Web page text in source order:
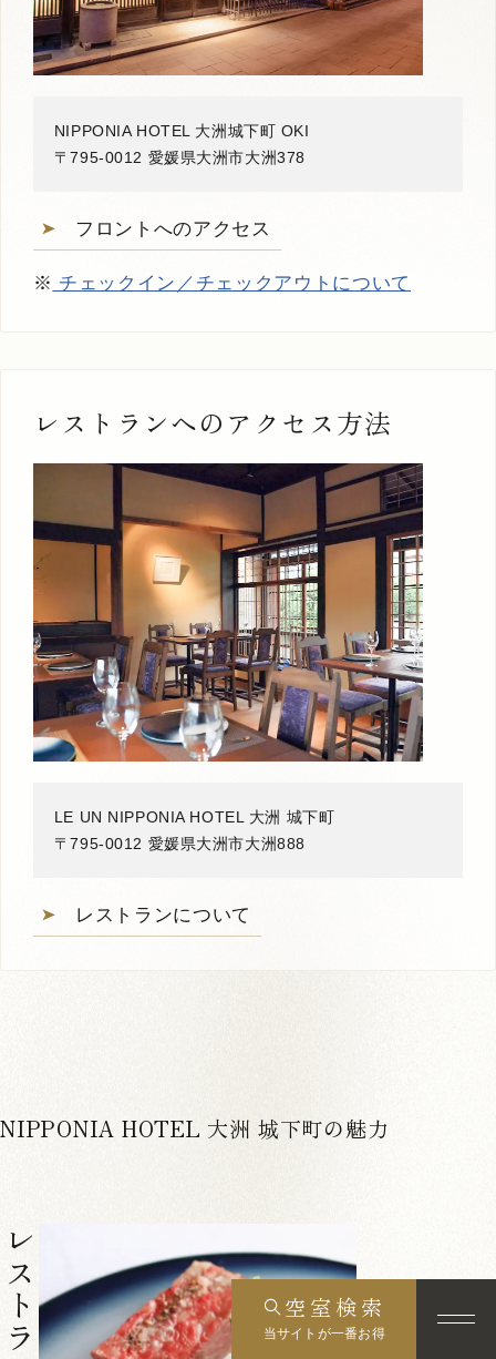
空室検索
当サイトが一番お得
1 5
MUNE 507定員：2名まで
VMGコンフォート 中庭が見える
メゾネット
一人旅におすすめ
檜風呂 お部屋お任せ 江戸
詳しく見る 空室確認・ご予約
MUNE 508定員：2名まで
NIPPONIA HOTEL 大洲城下町 OKI
〒795-0012 愛媛県大洲市大洲378
フロントへのアクセス
※ チェックイン／チェックアウトについて
レストランへのアクセス方法
LE UN NIPPONIA HOTEL 大洲 城下町
〒795-0012 愛媛県大洲市大洲888
レストランについて
NIPPONIA HOTEL 大洲 城下町の魅力
ラン